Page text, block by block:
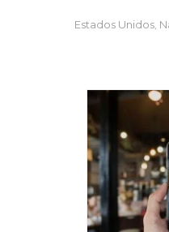
Estados Unidos,